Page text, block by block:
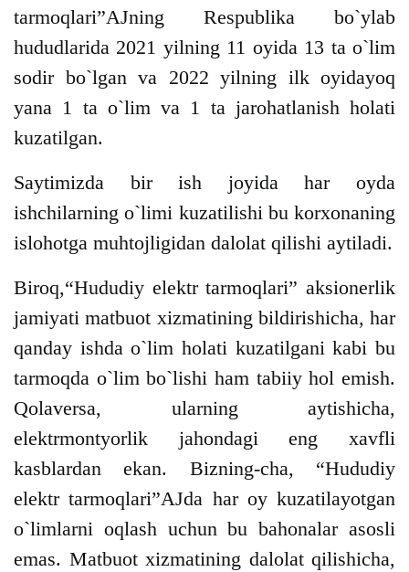
tarmoqlari”AJning Respublika bo`ylab
hududlarida 2021 yilning 11 oyida 13 ta o`lim
sodir bo`lgan va 2022 yilning ilk oyidayoq
yana 1 ta o`lim va 1 ta jarohatlanish holati
kuzatilgan.
Saytimizda bir ish joyida har oyda
ishchilarning o`limi kuzatilishi bu korxonaning
islohotga muhtojligidan dalolat qilishi aytiladi.
Biroq,“Hududiy elektr tarmoqlari” aksionerlik
jamiyati matbuot xizmatining bildirishicha, har
qanday ishda o`lim holati kuzatilgani kabi bu
tarmoqda o`lim bo`lishi ham tabiiy hol emish.
Qolaversa, ularning aytishicha,
elektrmontyorlik jahondagi eng xavfli
kasblardan ekan. Bizning-cha, “Hududiy
elektr tarmoqlari”AJda har oy kuzatilayotgan
o`limlarni oqlash uchun bu bahonalar asosli
emas. Matbuot xizmatining dalolat qilishicha,